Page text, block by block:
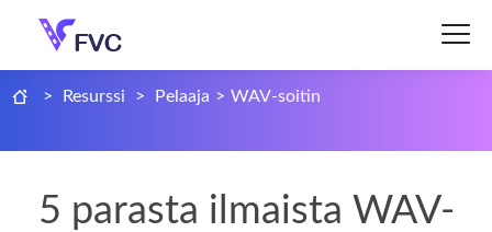
> Resurssi > Pelaaja > WAV-soitin
5 parasta ilmaista WAV-